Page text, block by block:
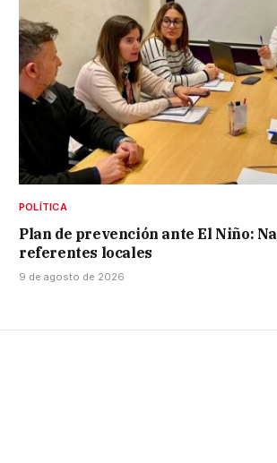
POLÍTICA
Plan de prevención ante El Niño:
referentes locales
9 de agosto de 2026